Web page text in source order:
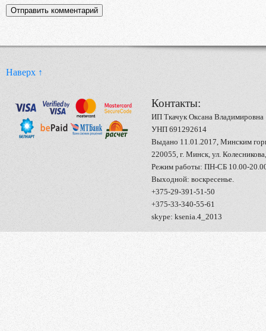
Наверх ↑
Контакты:
ИП Ткачук Оксана Владимировна
УНП 691292614
Выдано 11.01.2017, Минским
220055, г. Минск, ул.
Режим работы: ПН-СБ 10.00-
Выходной: воскресенье.
+375-29-391-51-50
+375-33-340-55-61
skype: ksenia.4_2013